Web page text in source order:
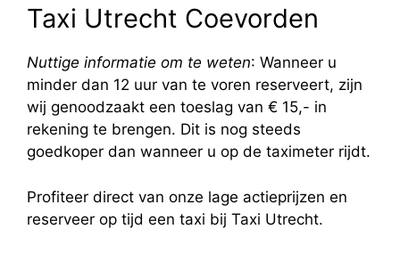
Taxi Utrecht Coevorden
Nuttige informatie om te weten: Wanneer u
minder dan 12 uur van te voren reserveert, zijn
wij genoodzaakt een toeslag van € 15,- in
rekening te brengen. Dit is nog steeds
goedkoper dan wanneer u op de taximeter rijdt.
Profiteer direct van onze lage actieprijzen en
reserveer op tijd een taxi bij Taxi Utrecht.